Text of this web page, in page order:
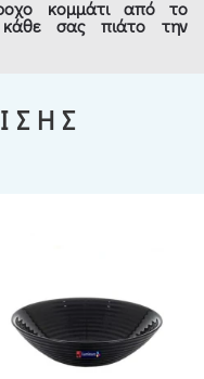
κομμάτι από το
σας πιάτο την